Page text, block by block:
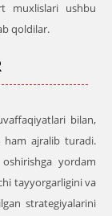
muxlislari ushbu
qoldilar.
bilan,
ham ajralib turadi.
yordam
tayyorgarligini va
strategiyalarini